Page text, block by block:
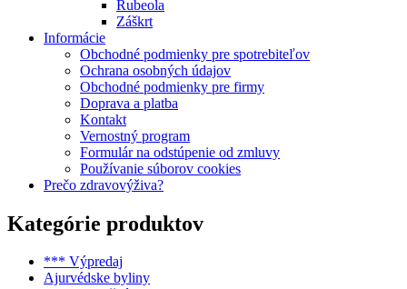
Rubeola
Záškrt
Informácie
Obchodné podmienky pre spotrebiteľov
Ochrana osobných údajov
Obchodné podmienky pre firmy
Doprava a platba
Kontakt
Vernostný program
Formulár na odstúpenie od zmluvy
Používanie súborov cookies
Prečo zdravovýživa?
Kategórie produktov
*** Výpredaj
Ajurvédske byliny